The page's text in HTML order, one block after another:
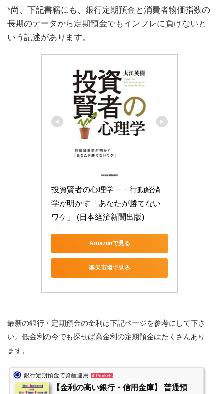
*尚、下記書籍にも、銀行定期預金と消費者物価指数の
長期のデータから定期預金でもインフレに負けないと
いう記述があります。
投資賢者の心理学－－行動経済
学が明かす「あなたが勝てない
ワケ」 (日本経済新聞出版)
Amazonで見る
楽天市場で見る
最新の銀行・定期預金の金利は下記ページを参考にして下さ
い。低金利の今でも探せば高金利の定期預金はたくさんあり
ます。
銀行定期預金で資産運用 4 Pockets
【金利の高い銀行・信用金庫】 普通預